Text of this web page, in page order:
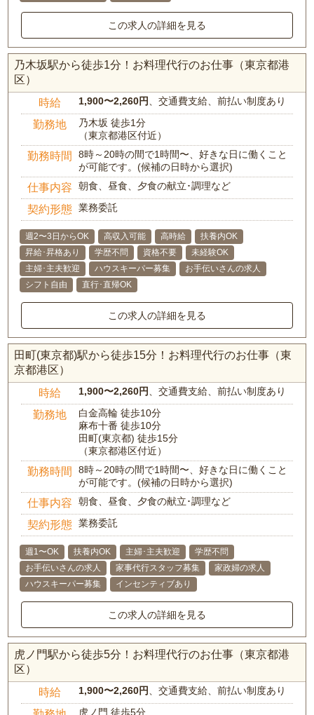
この求人の詳細を見る
乃木坂駅から徒歩1分！お料理代行のお仕事（東京都港
区）
時給 1,900〜2,260円 、交通費支給、前払い制度あり
勤務地
乃木坂 徒歩1分
（東京都港区付近）
勤務時間
8時～20時の間で1時間〜、好きな日に働くこと
が可能です。(候補の日時から選択)
仕事内容 朝食、昼食、夕食の献立･調理など
契約形態 業務委託
週2〜3日からOK 高収入可能 高時給
扶養内OK
昇給･昇格あり
学歴不問 資格不要
未経験OK
主婦･主夫歓迎
ハウスキーパー募集
お手伝いさんの求人
シフト自由
直行･直帰OK
この求人の詳細を見る
田町(東京都)駅から徒歩15分！お料理代行のお仕事（東
京都港区）
時給 1,900〜2,260円 、交通費支給、前払い制度あり
勤務地
白金高輪 徒歩10分
麻布十番 徒歩10分
田町(東京都) 徒歩15分
（東京都港区付近）
勤務時間
8時～20時の間で1時間〜、好きな日に働くこと
が可能です。(候補の日時から選択)
仕事内容 朝食、昼食、夕食の献立･調理など
契約形態 業務委託
週1〜OK 扶養内OK 主婦･主夫歓迎
学歴不問
お手伝いさんの求人
家事代行スタッフ募集
家政婦の求人
ハウスキーパー募集
インセンティブあり
この求人の詳細を見る
虎ノ門駅から徒歩5分！お料理代行のお仕事（東京都港
区）
時給 1,900〜2,260円 、交通費支給、前払い制度あり
虎ノ門 徒歩5分